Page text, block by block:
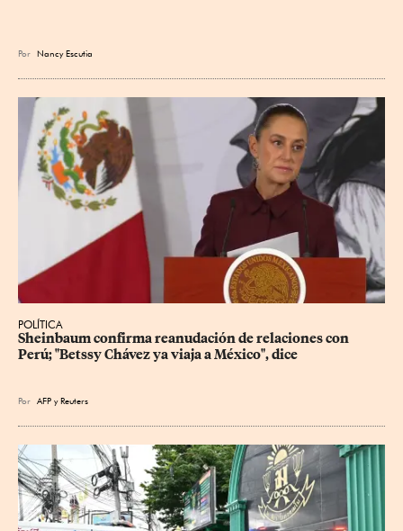
Por Nancy Escutia
POLÍTICA
Sheinbaum confirma reanudación de relaciones con
Perú; "Betssy Chávez ya viaja a México", dice
Por AFP yReuters